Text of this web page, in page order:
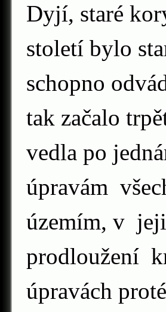
Dyjí, staré
století bylo
schopno
tak začalo
vedla po
úpravám
územím, v
prodloužení
úpravách